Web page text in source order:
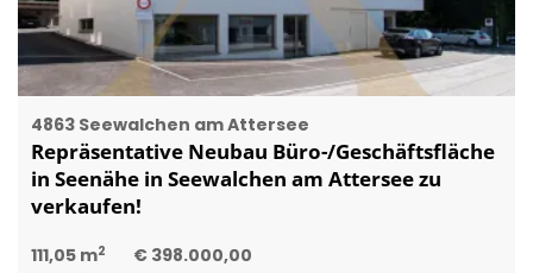
4863 Seewalchen am Attersee
Repräsentative Neubau Büro-/Geschäftsfläche
in Seenähe in Seewalchen am Attersee zu
verkaufen!
111,05 m2 € 398.000,00